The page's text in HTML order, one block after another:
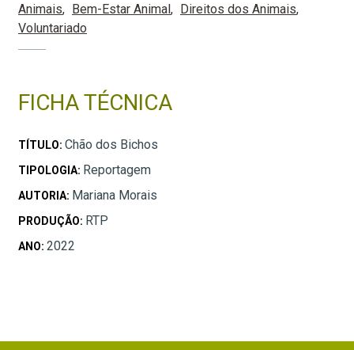
Animais Bem-Estar Animal
Direitos dos Animais
Voluntariado
FICHA TÉCNICA
TÍTULO: Chão dos Bichos
TIPOLOGIA: Reportagem
AUTORIA: Mariana Morais
PRODUÇÃO: RTP
ANO: 2022